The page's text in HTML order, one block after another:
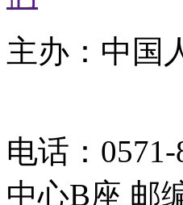
主办：中国
电话：
中心B座 邮